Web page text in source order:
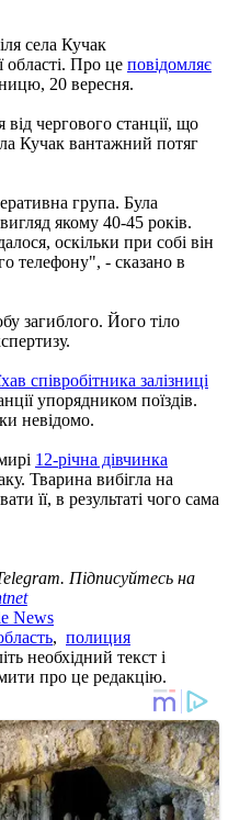
села Кучак
області. Про це повідомляє
20 вересня.
чергового станції, що
Кучак вантажний потяг
група. Була
якому 40-45 років.
оскільки при собі він
телефону", - сказано в
загиблого. Його тіло
співробітника залізниці
упорядником поїздів.
невідомо.
12-річна дівчинка
Тварина вибігла на
її, в результаті чого сама
Підписуйтесь на
News
, полиция
необхідний текст і
про це редакцію.